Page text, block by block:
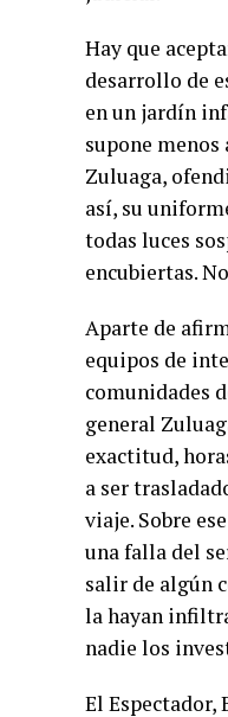
Hay que
desarrollo de
en un jardín
supone
Zuluaga,
así, su
todas luces
encubiertas.
Aparte de
equipos de
comunidades
general
exactitud,
a ser
viaje. Sobre
una falla del
salir de algún
la hayan
nadie los
El Espectador,